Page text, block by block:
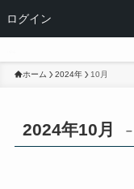
ログイン
ホーム 2024年 10月
2024年10月